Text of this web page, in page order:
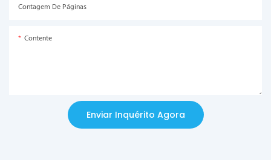
Contagem De Páginas
Contente
Enviar Inquérito Agora